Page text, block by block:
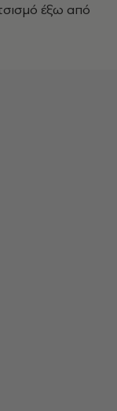
έξω από